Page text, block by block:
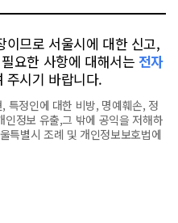
이므로 서울시에 대한 신고,
요한 사항에 대해서는 전자
주시기 바랍니다.
특정인에 대한 비방, 명예훼손, 정
정보 유출,그 밖에 공익을 저해하
특별시 조례 및 개인정보보호법에